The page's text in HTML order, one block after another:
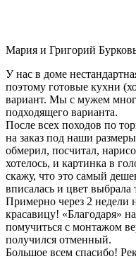
Мария и Григорий
У нас в доме
поэтому готовые кухни
вариант. Мы с мужем
подходящего варианта.
После всех походов по
на заказ под наши
обмерил, посчитал,
хотелось, и картинка в
скажу, что это самый
вписалась и цвет выбрала
Примерно через 2
красавицу! «Благодаря»
помучиться с монтажом
получился отменный.
Большое всем спасибо!